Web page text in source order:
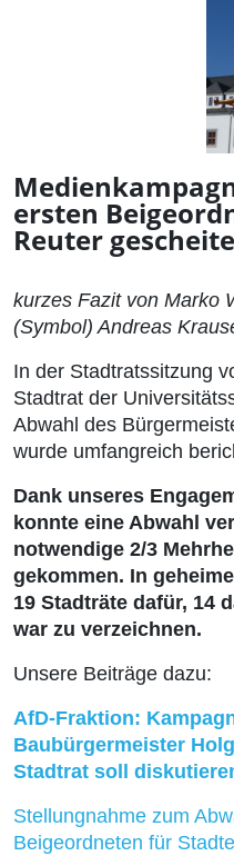
ersten
Reuter
kurzes Fazit von Marko
(Symbol) Andreas
In der Stadtratssitzung
Stadtrat der
Abwahl des
wurde umfangreich
Dank unseres
konnte eine Abwahl
notwendige 2/3
gekommen. In
19 Stadträte dafür, 14
war zu verzeichnen.
Unsere Beiträge dazu:
AfD-Fraktion:
Baubürgermeister
Stadtrat soll
Stellungnahme zum
Beigeordneten für